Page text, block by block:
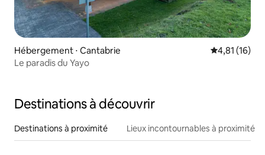
Hébergement ⋅ Cantabrie Évaluation
4,81 (16)
Le paradis du Yayo
Destinations à découvrir
Destinations à proximité Lieux incontournables à proximité